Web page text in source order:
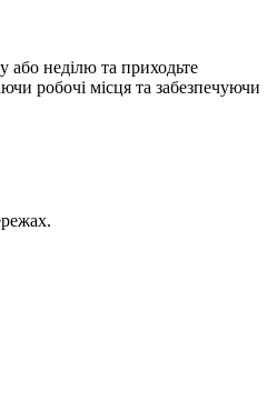
неділю та приходьте
робочі місця та забезпечуючи